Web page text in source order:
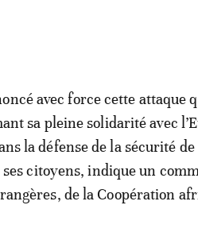
avec force cette attaque
sa pleine solidarité avec
la défense de la sécurité de
citoyens, indique un
de la Coopération